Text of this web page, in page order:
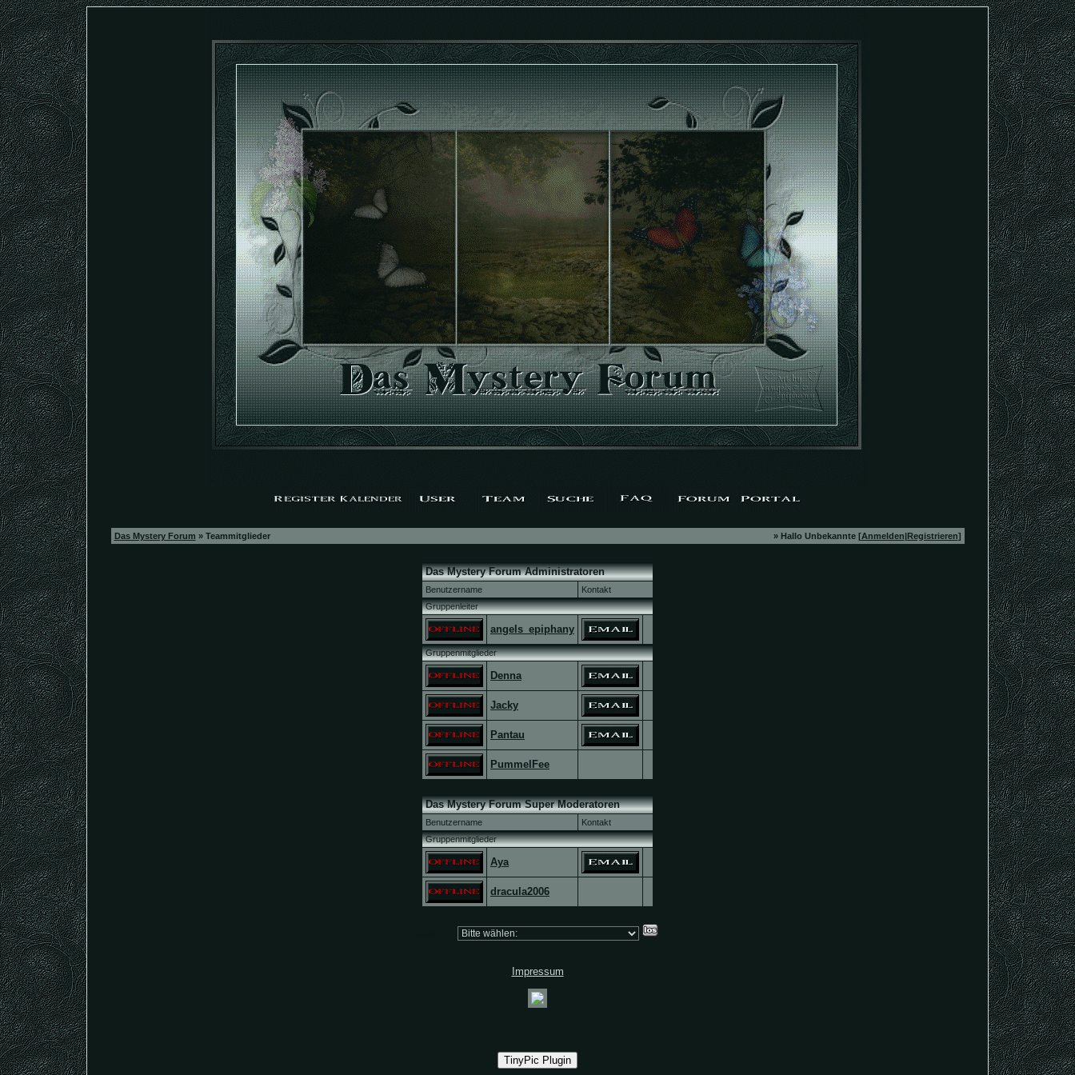
Das Mystery Forum » Teammitglieder » Hallo Unbekannte [Anmelden|Registrieren]
Das Mystery Forum Administratoren
Benutzername
Kontakt
Gruppenleiter
angels_epiphany
Gruppenmitglieder
Denna
Jacky
Pantau
PummelFee
Das Mystery Forum Super Moderatoren
Benutzername
Kontakt
Gruppenmitglieder
Aya
dracula2006
Impressum